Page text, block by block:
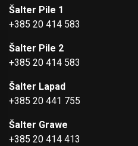
Šalter Pile 1
+385 20 414 583
Šalter Pile 2
+385 20 414 583
Šalter Lapad
+385 20 441 755
Šalter Grawe
+385 20 414 413